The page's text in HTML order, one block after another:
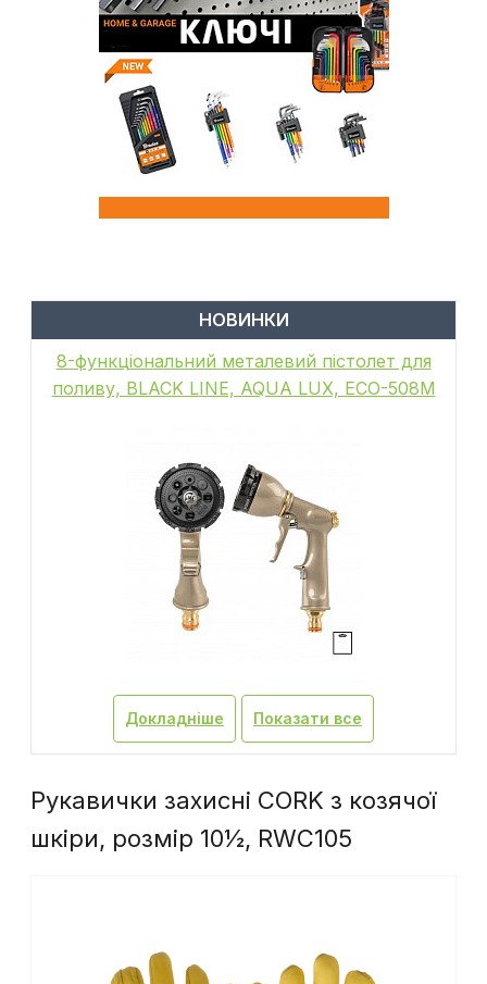
НОВИНКИ
8-функціональний металевий пістолет для
поливу, BLACK LINE, AQUA LUX, ECO-508M
Докладніше Показати все
Рукавички захисні CORK з козячої
шкіри, розмір 10½, RWC105